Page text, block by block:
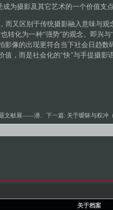
成为摄影及其它艺术的一个价值支
而又区别于传统摄影融入意味与观
转化为一种“强势”的观念。即兴
影像的出现更符合当下社会日趋数
值，而是社会化的“快”与手提摄影
文献展——潜.. 下一篇: 关于暧昧与权冲
关于档案